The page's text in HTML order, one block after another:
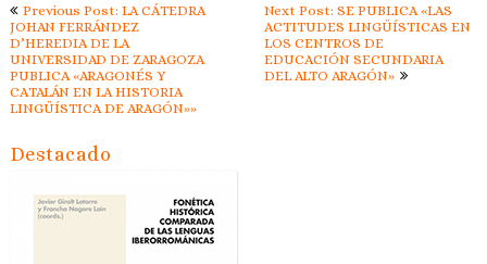
de
entradas
Previous Post: LA CÁTEDRA
JOHAN FERRÁNDEZ
D’HEREDIA DE LA
UNIVERSIDAD DE ZARAGOZA
PUBLICA «ARAGONÉS Y
CATALÁN EN LA HISTORIA
LINGÜÍSTICA DE ARAGÓN»»
Next Post: SE PUBLICA «LAS
ACTITUDES LINGÜÍSTICAS EN
LOS CENTROS DE
EDUCACIÓN SECUNDARIA
DEL ALTO ARAGÓN»
Destacado